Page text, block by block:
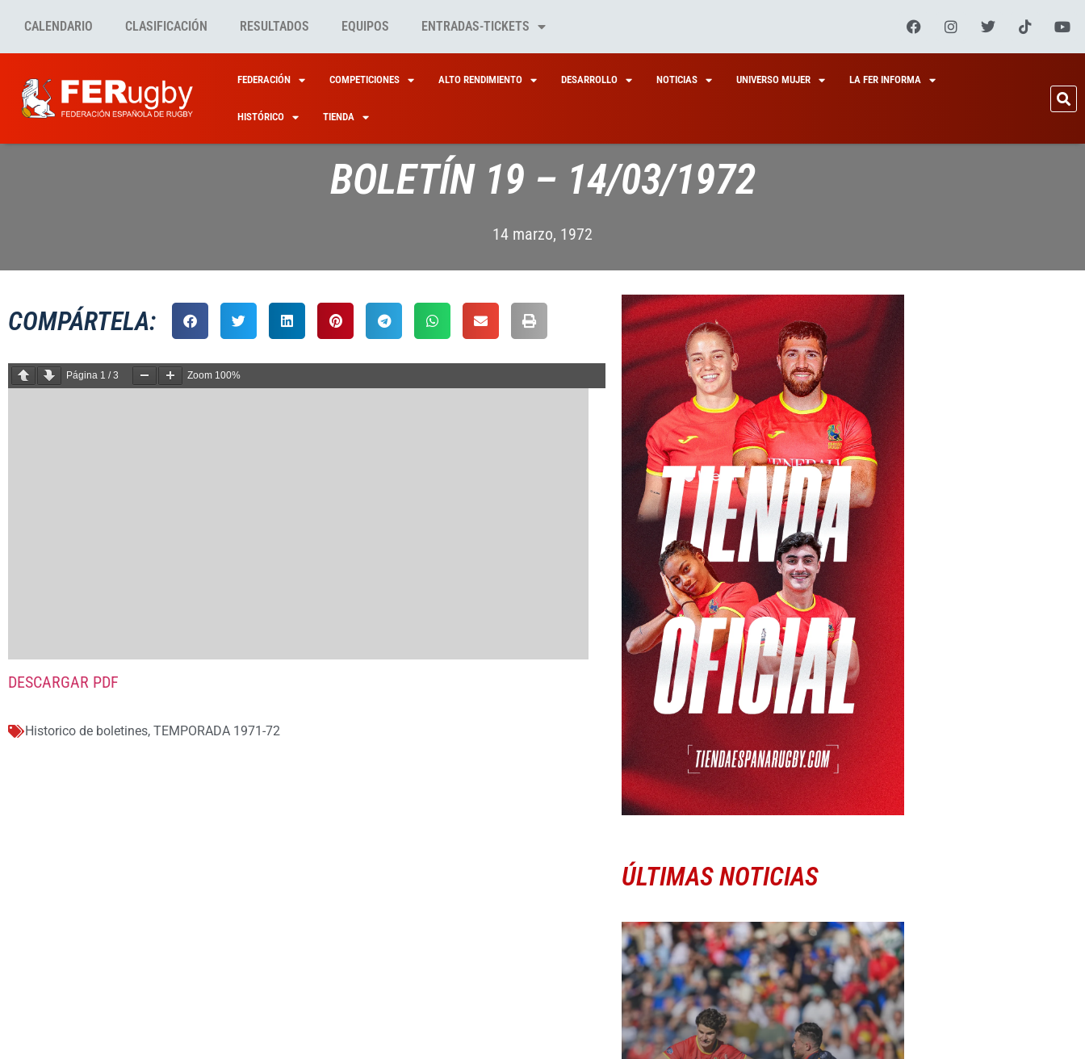
CALENDARIO CLASIFICACIÓN RESULTADOS EQUIPOS ENTRADAS-TICKETS
FEDERACIÓN COMPETICIONES ALTO RENDIMIENTO DESARROLLO NOTICIAS UNIVERSO MUJER LA FER INFORMA
HISTÓRICO TIENDA
BOLETÍN 19 – 14/03/1972
14 marzo, 1972
COMPÁRTELA:
Página 1 /3 Zoom 100%
DESCARGAR PDF
Historico de boletines, TEMPORADA 1971-72
ÚLTIMAS NOTICIAS